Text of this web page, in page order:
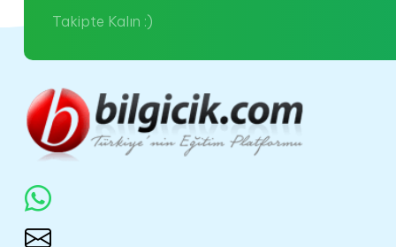
Takipte Kalın :)